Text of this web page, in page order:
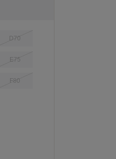
D70
E75
F80